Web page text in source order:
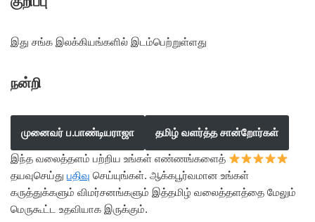
இது சங்க இலக்கியங்களில் இடம்பெற்றுள்ளது
நன்றி
முனைவர் ப.பாண்டியராஜா தமிழ் வளர்த்த சான்றோர்கள்
இந்த வலைத்தளம் பற்றிய உங்கள் எண்ணங்களைத்
தயவுசெய்து பதிவு செய்யுங்கள். ஆக்கபூர்வமான உங்கள்
கருத்துக்களும் விமர்சனங்களும் இத்தமிழ் வலைத்தளத்தை மேலும்
மெருகூட்ட உதவியாக இருக்கும்.